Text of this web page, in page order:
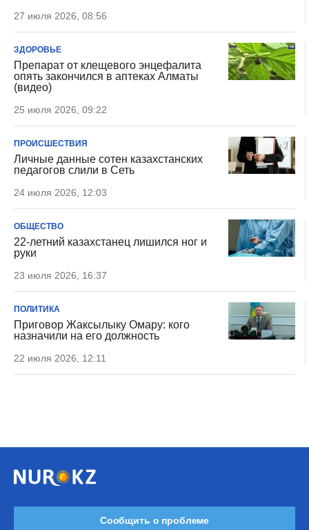
27 июля 2026, 08:56
ЗДОРОВЬЕ
Препарат от клещевого энцефалита
опять закончился в аптеках Алматы
(видео)
25 июля 2026, 09:22
ПРОИСШЕСТВИЯ
Личные данные сотен казахстанских
педагогов слили в Сеть
24 июля 2026, 12:03
ОБЩЕСТВО
22-летний казахстанец лишился ног и
руки
23 июля 2026, 16:37
ПОЛИТИКА
Приговор Жаксылыку Омару: кого
назначили на его должность
22 июля 2026, 12:11
Сообщить о проблеме